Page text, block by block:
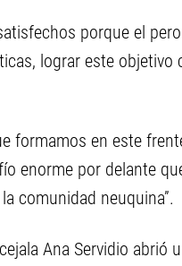
porque el
lograr este objetivo
formamos en este
enorme por delante
comunidad neuquina”.
Ana Servidio abrió